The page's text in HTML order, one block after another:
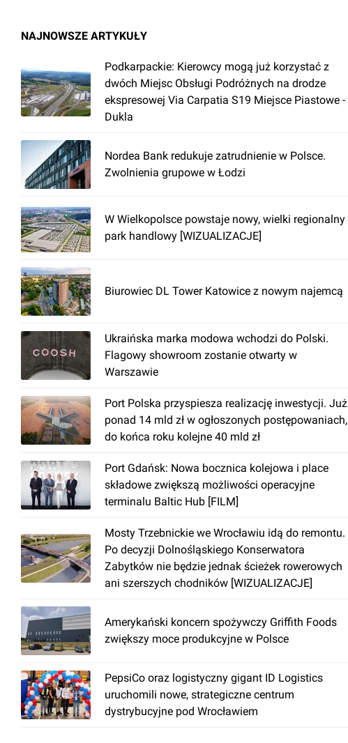
NAJNOWSZE ARTYKUŁY
Podkarpackie: Kierowcy mogą już korzystać z
dwóch Miejsc Obsługi Podróżnych na drodze
ekspresowej Via Carpatia S19 Miejsce Piastowe -
Dukla
Nordea Bank redukuje zatrudnienie w Polsce.
Zwolnienia grupowe w Łodzi
W Wielkopolsce powstaje nowy, wielki regionalny
park handlowy [WIZUALIZACJE]
Biurowiec DL Tower Katowice z nowym najemcą
Ukraińska marka modowa wchodzi do Polski.
Flagowy showroom zostanie otwarty w
Warszawie
Port Polska przyspiesza realizację inwestycji. Już
ponad 14 mld zł w ogłoszonych postępowaniach,
do końca roku kolejne 40 mld zł
Port Gdańsk: Nowa bocznica kolejowa i place
składowe zwiększą możliwości operacyjne
terminalu Baltic Hub [FILM]
Mosty Trzebnickie we Wrocławiu idą do remontu.
Po decyzji Dolnośląskiego Konserwatora
Zabytków nie będzie jednak ścieżek rowerowych
ani szerszych chodników [WIZUALIZACJE]
Amerykański koncern spożywczy Griffith Foods
zwiększy moce produkcyjne w Polsce
PepsiCo oraz logistyczny gigant ID Logistics
uruchomili nowe, strategiczne centrum
dystrybucyjne pod Wrocławiem